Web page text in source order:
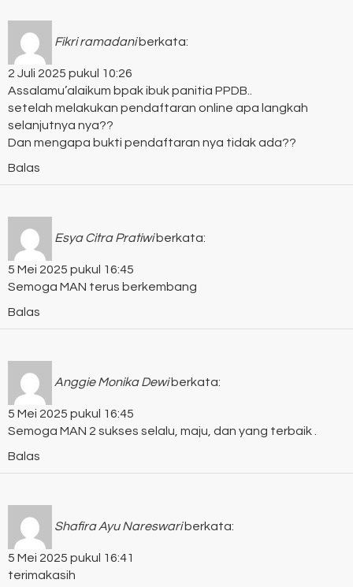
Fikri ramadani berkata:
2 Juli 2025 pukul 10:26
Assalamu’alaikum bpak ibuk panitia PPDB..
setelah melakukan pendaftaran online apa langkah
selanjutnya nya??
Dan mengapa bukti pendaftaran nya tidak ada??
Balas
Esya Citra Pratiwi berkata:
5 Mei 2025 pukul 16:45
Semoga MAN terus berkembang
Balas
Anggie Monika Dewi berkata:
5 Mei 2025 pukul 16:45
Semoga MAN 2 sukses selalu, maju, dan yang terbaik .
Balas
Shafira Ayu Nareswari berkata:
5 Mei 2025 pukul 16:41
terimakasih